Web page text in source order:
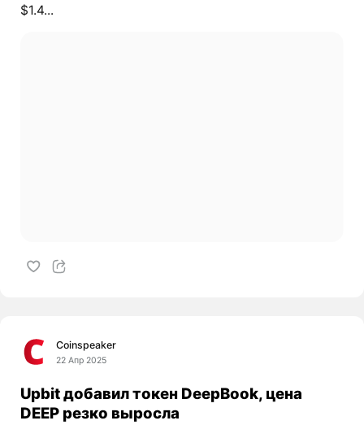
$1.4...
Coinspeaker
22 Апр 2025
Upbit добавил токен DeepBook, цена
DEEP резко выросла